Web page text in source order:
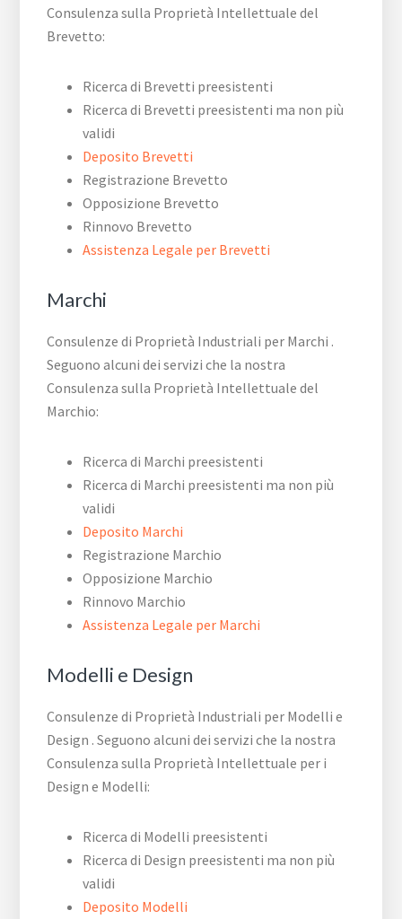
Consulenza sulla Proprietà Intellettuale del
Brevetto:
Ricerca di Brevetti preesistenti
Ricerca di Brevetti preesistenti ma non più
validi
Deposito Brevetti
Registrazione Brevetto
Opposizione Brevetto
Rinnovo Brevetto
Assistenza Legale per Brevetti
Marchi
Consulenze di Proprietà Industriali per Marchi .
Seguono alcuni dei servizi che la nostra
Consulenza sulla Proprietà Intellettuale del
Marchio:
Ricerca di Marchi preesistenti
Ricerca di Marchi preesistenti ma non più
validi
Deposito Marchi
Registrazione Marchio
Opposizione Marchio
Rinnovo Marchio
Assistenza Legale per Marchi
Modelli e Design
Consulenze di Proprietà Industriali per Modelli e
Design . Seguono alcuni dei servizi che la nostra
Consulenza sulla Proprietà Intellettuale per i
Design e Modelli:
Ricerca di Modelli preesistenti
Ricerca di Design preesistenti ma non più
validi
Deposito Modelli